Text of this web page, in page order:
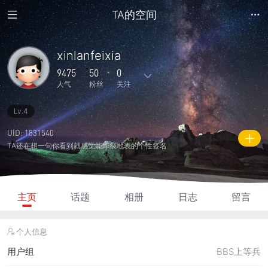
TA的空间
xinlanfeixia
9475
人气
50
粉丝
0
关注
22
主题
927
回复
0
日志
0
相册
0
好友
50 0
关注
0
说说
9475
人气
545
积分
Lv.4
UID: 1831540
TA还在想一句你看到就感觉能炸裂地表的个性签名
主页 话题 相册 日志 留言
个人信息
用户组 BBS上等兵